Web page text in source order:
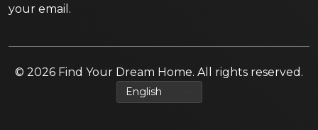
your email.
© 2026 Find Your Dream Home. All rights reserved.